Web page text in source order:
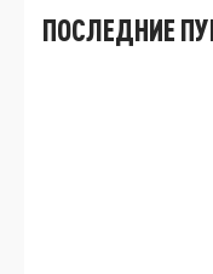
ПОСЛЕДНИЕ